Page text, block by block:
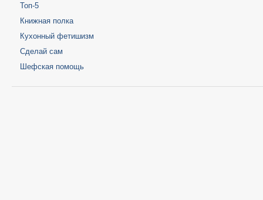
Топ-5
Книжная полка
Кухонный фетишизм
Сделай сам
Шефская помощь